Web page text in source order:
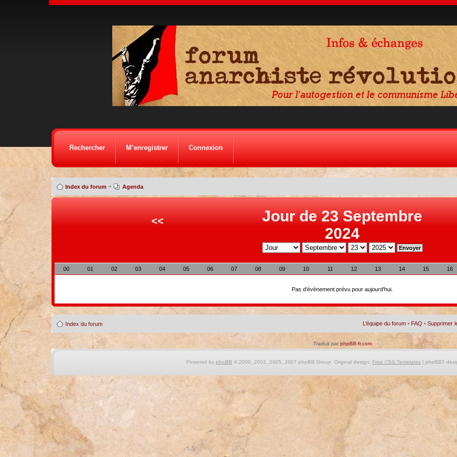
Rechercher M’enregistrer Connexion
Index du forum • Agenda
<<
Jour de 23 Septembre
2024
00 01 02 03 04 05 06 07 08 09 10 11 12 13 14 15 16
Pas d'évènement prévu pour aujourd'hui.
Index du forum L’équipe du forum • FAQ •Supprimer
Traduit parphpBB-fr.com
Powered by phpBB © 2000, 2002, 2005, 2007 phpBB Group. Original design: Free CSS Templates| phpBB3